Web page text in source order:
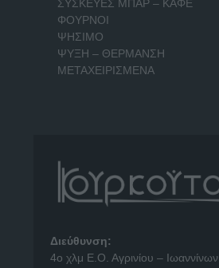
ΣΥΣΚΕΥΕΣ ΜΠΑΡ – ΚΑΦΕ
ΦΟΥΡΝΟΙ
ΨΗΣΙΜΟ
ΨΥΞΗ – ΘΕΡΜΑΝΣΗ
ΜΕΤΑΧΕΙΡΙΣΜΕΝΑ
Διεύθυνση:
4o χλμ Ε.Ο. Αγρινίου – Ιωαννίνων